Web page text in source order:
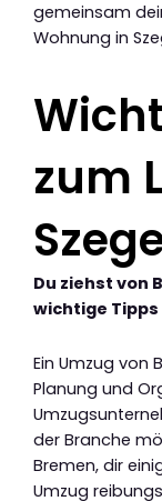
gemeinsam
Wohnung in
zum
Du ziehst von
wichtige
Ein Umzug von
Planung und
der Branche
Bremen, dir
Umzug